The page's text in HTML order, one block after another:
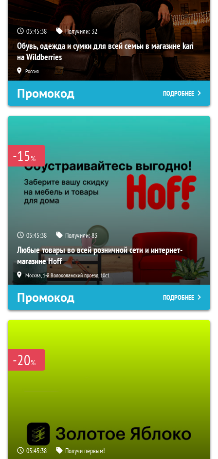
05:45:37 Получили: 32
Обувь, одежда и сумки для всей семьи в магазине kari
на Wildberries
Россия
Промокод ПОДРОБНЕЕ
-15%
05:45:37 Получили:83
Любые товары во всей розничной сети и интернет-
магазине Hoff
Москва, 1-й Волоколамский проезд, 10с1
Промокод ПОДРОБНЕЕ
-20%
05:45:37 Получи первым!